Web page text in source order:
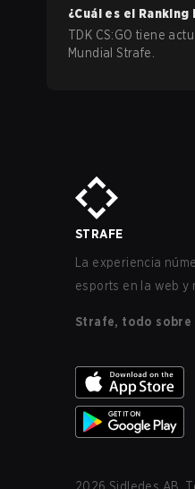
¿Cuál es el
TDK CS:GO tiene
Mundial Strafe.
STRAFE
La experiencia
esports en la web y
Strafe, todo sobre